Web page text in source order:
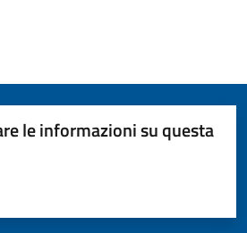
le informazioni su questa
5 stelle su 5
su 5
su 5